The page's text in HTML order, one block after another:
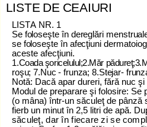
LISTE DECEAIURI
L STA N R. 1
Sefoloseşteîndereglări menstrua
sefoloseşteînafecţiuni
aceste afecţiuni.
1.Coada şoricelulul;2.Măr pădureţ;
roşu; 7.Nuc - frunza; 8.Stejar-
Notă: Dacă apar dureri, fără nuc şi
Modul de preparare şi folosire: Se
(o mâna) într-un săculeţ de pânză
fierb un minut în 2,5 litri de apă.
săculeţ, dar în fiecare zi secomp